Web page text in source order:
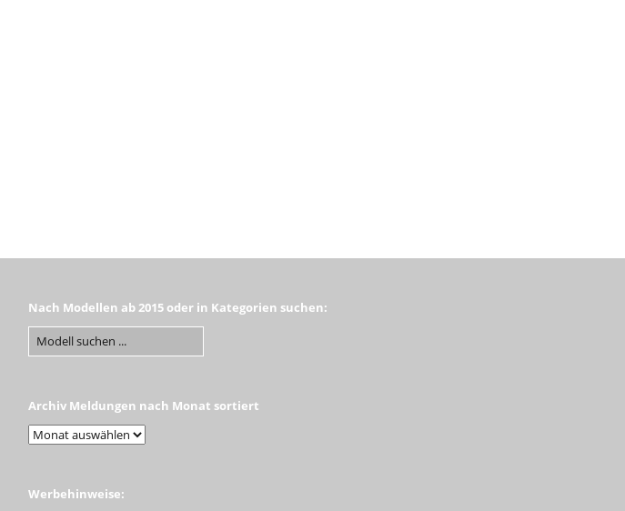
Nach Modellen ab 2015 oder in Kategorien suchen:
Archiv Meldungen nach Monat sortiert
Werbehinweise: